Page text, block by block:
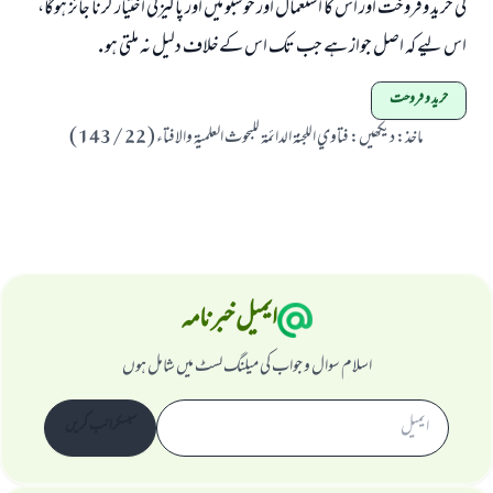
كي خريد وفروخت اور اس كا استعمال اور خوشبو ميں اور پاكيزگي اختيار كرنا جائز ہوگا،
اس ليے كہ اصل جواز ہے جب تك اس كےخلاف دليل نہ ملتي ہو .
خرید و فروخت
ماخذ:ديكھيں: فتاوي اللجنۃ الدائمۃ للبحوث العلميۃ والافتاء ( 22 / 143 )
ایمیل خبرنامہ
اسلام سوال و جواب کی میلنگ لسٹ میں شامل ہوں